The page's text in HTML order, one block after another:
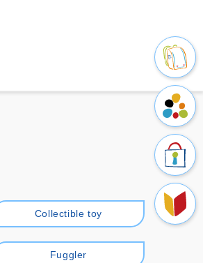
Collectible toy
Fuggler